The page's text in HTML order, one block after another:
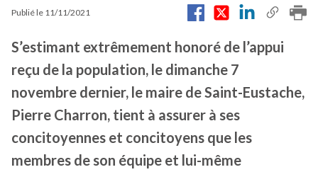
Publié le 11/11/2021
S’estimant extrêmement honoré de l’appui
reçu de la population, le dimanche 7
novembre dernier, le maire de Saint-Eustache,
Pierre Charron, tient à assurer à ses
concitoyennes et concitoyens que les
membres de son équipe et lui-même